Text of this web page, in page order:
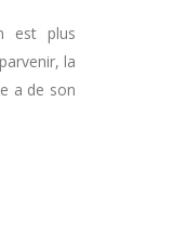
est plus
la
a de son